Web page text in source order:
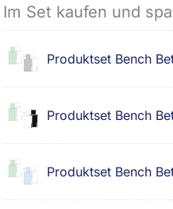
Im Set kaufen und
Produktset Bench
Produktset Bench
Produktset Bench